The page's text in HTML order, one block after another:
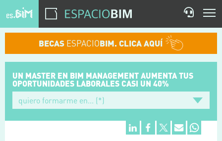
BECAS ESPACIOBIM. CLICA AQUÍ
UN MASTER EN BIM MANAGEMENTAUMENTA TUS
OPORTUNIDADES LABORALES CASI UN 40%